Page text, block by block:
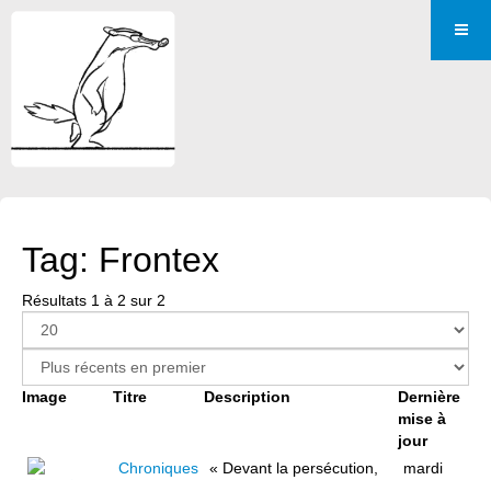
Tag: Frontex
Résultats 1 à 2 sur 2
Image Titre Description
Dernière
mise à
jour
Chroniques
« Devant la persécution,
mardi